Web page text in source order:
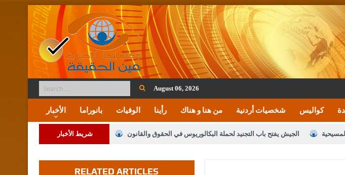
August 06, 2026
الأخبار بانوراما الوفيات رأينا من هنا و هناك شخصيات أردنية كواليس
شريط الأخبار الجيش يفتح باب التجنيد لحملة البكالوريوس في الحقوق والقانون
العقارية
تحرير الصحف اليومية ويؤكد حرص مجلس النواب على شراكة فاعلة مع الإعلامRELATED ARTICLES